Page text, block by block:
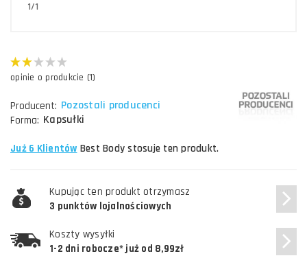
1/1
opinie o produkcie (1)
Producent: Pozostali producenci
Forma: Kapsułki
Już 6 Klientów Best Body stosuje ten produkt.
Kupując ten produkt otrzymasz
3 punktów lojalnościowych
Koszty wysyłki
1-2 dni robocze* już od 8,99zł